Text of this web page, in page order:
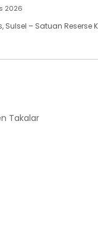
2026
Sulsel – Satuan Reserse
Takalar